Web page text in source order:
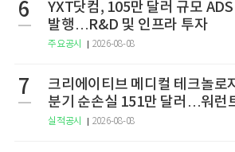
6
YXT닷컴, 105만 달러 규모
발행…R&D 및 인프라 투자
주요공시 2026-08-08
7
크리에이티브 메디컬 테크놀로
분기 순손실 151만 달러…워런
사로 446만 달러 조달
실적공시 2026-08-08